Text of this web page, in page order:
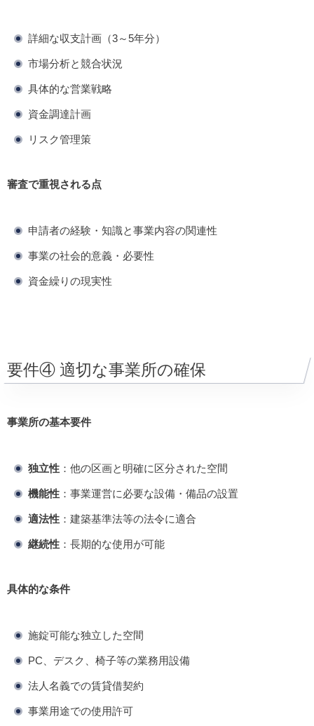
詳細な収支計画（3～5年分）
市場分析と競合状況
具体的な営業戦略
資金調達計画
リスク管理策
審査で重視される点
申請者の経験・知識と事業内容の関連性
事業の社会的意義・必要性
資金繰りの現実性
要件④ 適切な事業所の確保
事業所の基本要件
独立性 ：他の区画と明確に区分された空間
機能性 ：事業運営に必要な設備・備品の設置
適法性 ：建築基準法等の法令に適合
継続性 ：長期的な使用が可能
具体的な条件
施錠可能な独立した空間
PC、デスク、椅子等の業務用設備
法人名義での賃貸借契約
事業用途での使用許可